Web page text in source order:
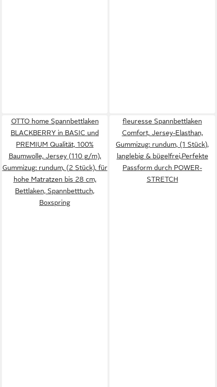
OTTO home Spannbettlaken
BLACKBERRY in BASIC und
PREMIUM Qualität, 100%
Baumwolle, Jersey (110 g/m),
Gummizug: rundum, (2 Stück), für
hohe Matratzen bis 28 cm,
Bettlaken, Spannbetttuch,
Boxspring
fleuresse Spannbettlaken
Comfort, Jersey-Elasthan,
Gummizug: rundum, (1 Stück),
langlebig & bügelfrei,Perfekte
Passform durch POWER-
STRETCH